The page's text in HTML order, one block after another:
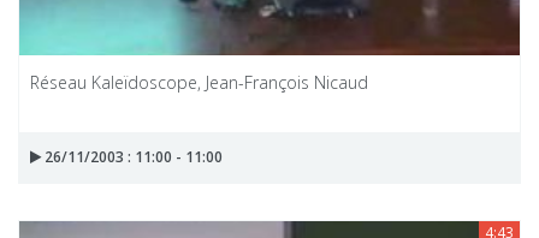
Réseau Kaleïdoscope, Jean-François Nicaud
26/11/2003 : 11:00 - 11:00
4:43